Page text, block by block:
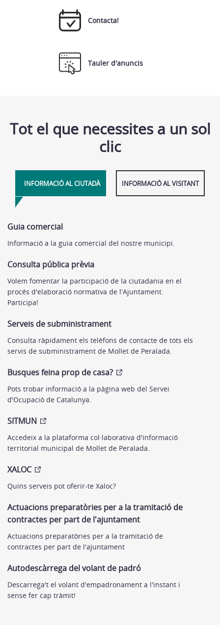
Contacta!
Tauler d'anuncis
Tot el que necessites a un sol
clic
INFORMACIÓ AL CIUTADÀ INFORMACIÓ AL VISITANT
Guia comercial
Informació a la guia comercial del nostre municipi.
Consulta pública prèvia
Volem fomentar la participació de la ciutadania en el
procés d'elaboració normativa de l'Ajuntament.
Participa!
Serveis de subministrament
Consulta ràpidament els telèfons de contacte de tots els
servis de subministrament de Mollet de Peralada.
Busques feina prop de casa?
Pots trobar informació a la pàgina web del Servei
d'Ocupació de Catalunya.
SITMUN
Accedeix a la plataforma col·laborativa d'informació
territorial municipal de Mollet de Peralada.
XALOC
Quins serveis pot oferir-te Xaloc?
Actuacions preparatòries per a la tramitació de
contractes per part de l'ajuntament
Actuacions preparatòries per a la tramitació de
contractes per part de l'ajuntament
Autodescàrrega del volant de padró
Descarrega't el volant d'empadronament a l'instant i
sense fer cap tràmit!